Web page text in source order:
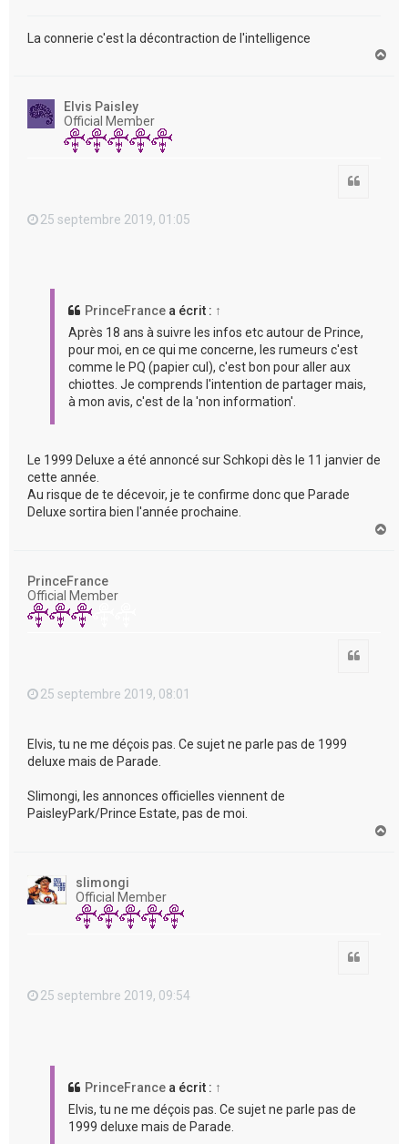
La connerie c'est la décontraction de l'intelligence
Elvis Paisley
Official Member
25 septembre 2019, 01:05
PrinceFrance a écrit : ↑
Après 18 ans à suivre les infos etc autour de Prince,
pour moi, en ce qui me concerne, les rumeurs c'est
comme le PQ (papier cul), c'est bon pour aller aux
chiottes. Je comprends l'intention de partager mais,
à mon avis, c'est de la 'non information'.
Le 1999 Deluxe a été annoncé sur Schkopi dès le 11 janvier de
cette année.
Au risque de te décevoir, je te confirme donc que Parade
Deluxe sortira bien l'année prochaine.
PrinceFrance
Official Member
25 septembre 2019, 08:01
Elvis, tu ne me déçois pas. Ce sujet ne parle pas de 1999
deluxe mais de Parade.
Slimongi, les annonces officielles viennent de
PaisleyPark/Prince Estate, pas de moi.
slimongi
Official Member
25 septembre 2019, 09:54
PrinceFrance a écrit : ↑
Elvis, tu ne me déçois pas. Ce sujet ne parle pas de
1999 deluxe mais de Parade.